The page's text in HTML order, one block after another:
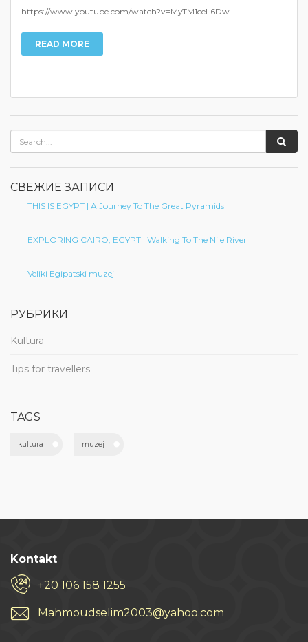
https://www.youtube.com/watch?v=MyTM1ceL6Dw
READ MORE
СВЕЖИЕ ЗАПИСИ
THIS IS EGYPT | A Journey To The Great Pyramids
EXPLORING CAIRO, EGYPT | Walking To The Nile River
Veliki Egipatski muzej
РУБРИКИ
Kultura
Tips for travellers
TAGS
kultura muzej
Kontakt
+20 106 158 1255
Mahmoudselim2003@yahoo.com